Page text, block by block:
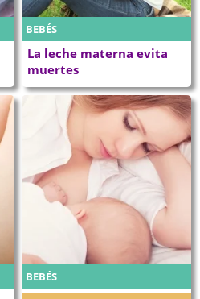
BEBÉS
La leche materna evita
muertes
BEBÉS